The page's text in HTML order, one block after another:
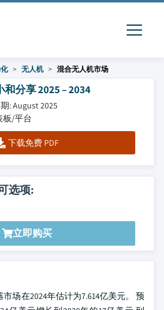
无人机 混合无人机市场
分享 2025 – 2034
: August 2025
板/平台
下载免费 PDF
选项:
立即购买
场在2024年估计为7.614亿美元。 预